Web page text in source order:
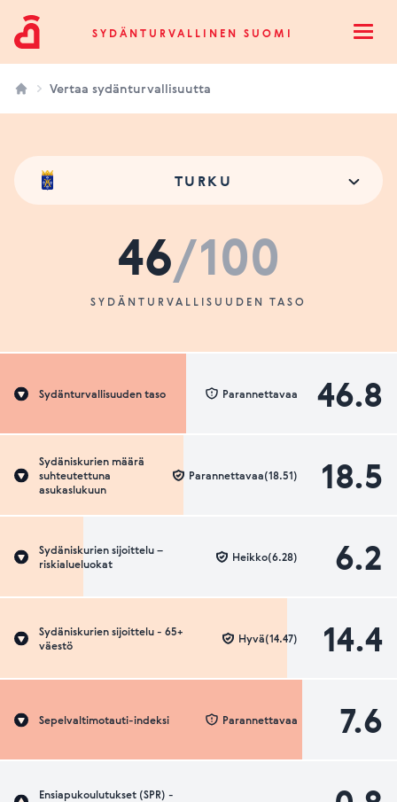
Sydänturvallinen SuomiSYDÄNTURVALLINEN SUOMI
Vertaa sydänturvallisuutta
TURKU
46/100
SYDÄNTURVALLISUUDEN TASO
Sydänturvallisuuden taso 46.8
Parannettavaa
Sydäniskurien määrä
suhteutettuna
asukaslukuun
18.5
Parannettavaa(18.51)
Sydäniskurien sijoittelu –
riskialueluokat
6.2
Heikko(6.28)
Sydäniskurien sijoittelu - 65+
väestö
14.4
Hyvä(14.47)
Sepelvaltimotauti-indeksi 7.6
Parannettavaa
Ensiapukoulutukset (SPR) -